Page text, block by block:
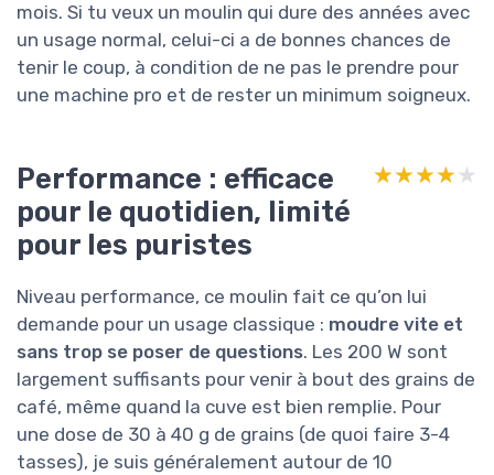
mois. Si tu veux un moulin qui dure des années avec
un usage normal, celui-ci a de bonnes chances de
tenir le coup, à condition de ne pas le prendre pour
une machine pro et de rester un minimum soigneux.
Performance : efficace
pour le quotidien, limité
pour les puristes
★★★★★
★★★★★
Niveau performance, ce moulin fait ce qu’on lui
demande pour un usage classique : moudre vite et
sans trop se poser de questions. Les 200 W sont
largement suffisants pour venir à bout des grains de
café, même quand la cuve est bien remplie. Pour
une dose de 30 à 40 g de grains (de quoi faire 3-4
tasses), je suis généralement autour de 10